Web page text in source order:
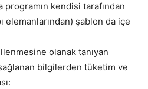
programın kendisi tarafından
elemanlarından) şablon da içe
olanak tanıyan
bilgilerden tüketim ve